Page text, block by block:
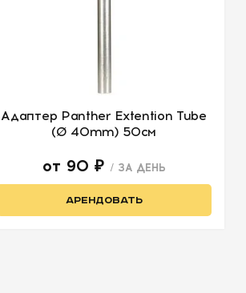
Адаптер Panther Extention Tube
(Ø 40mm) 50см
от 90 ₽ / ЗА ДЕНЬ
АРЕНДОВАТЬ